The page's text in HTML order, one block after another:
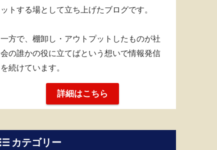
ットする場として立ち上げたブログです。
一方で、棚卸し・アウトプットしたものが社
会の誰かの役に立てばという想いで情報発信
を続けています。
詳細はこちら
カテゴリー